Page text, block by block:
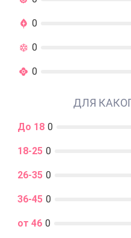
0
0
0
ДЛЯ
До 18 0
18-25 0
26-35 0
36-45 0
от 46 0